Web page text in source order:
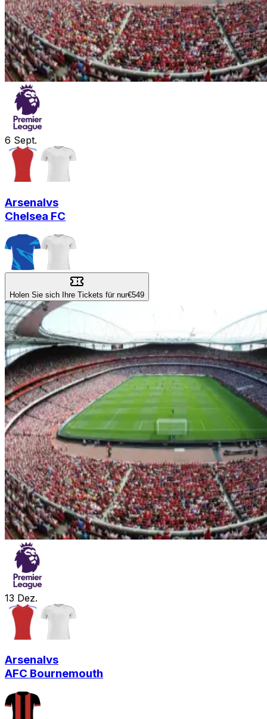
6 Sept.
Arsenalvs
Chelsea FC
Holen Sie sich Ihre Tickets für nur€549
13 Dez.
Arsenalvs
AFC Bournemouth